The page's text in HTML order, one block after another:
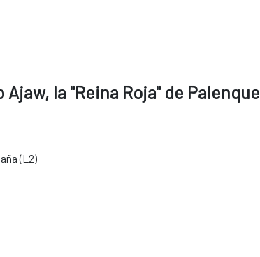
Ajaw, la "Reina Roja" de Palenque
(L2)